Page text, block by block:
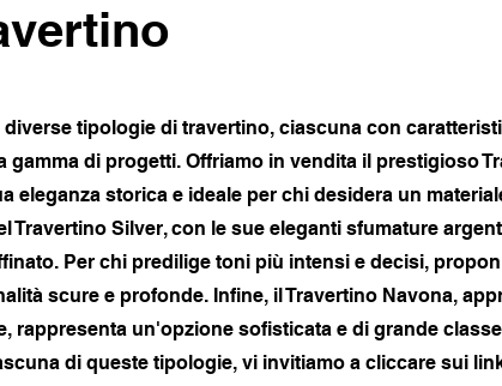
tipologie di travertino, ciascuna con
gamma di progetti. Offriamo in vendita il prestigioso
eleganza storica e ideale per chi desidera un
Travertino Silver, con le sue eleganti sfumature
Per chi predilige toni più intensi e decisi,
scure e profonde. Infine, il Travertino Navona,
rappresenta un'opzione sofisticata e di grande
di queste tipologie, vi invitiamo a cliccare sui